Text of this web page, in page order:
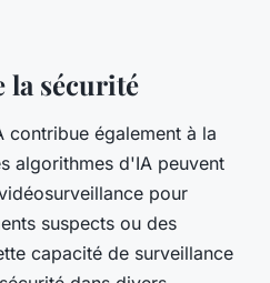
la sécurité
contribue également à la
algorithmes d'IA peuvent
pour
suspects ou des
capacité de surveillance